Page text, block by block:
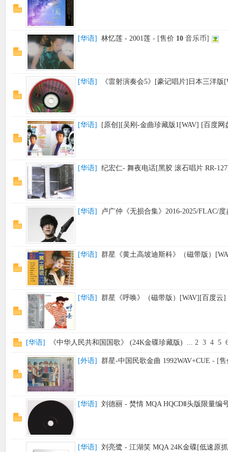
[华语] 林忆莲 - 2001莲 - [售价 10 音乐币]
[华语] 《雷射演奏会5》[豪记唱片]日本三洋版
[华语] [原创][吴刚-金曲珍藏版1[WAV] [百度网
[华语] 纪宏仁- 舞夜电话[黑胶 滚石唱片 RR-
[华语] 卢广仲《无损合集》2016-2025/FLAC/度
[华语] 群星《黄土高坡迪斯科》（磁带版）
[华语] 群星《呼唤》（磁带版）[WAV][百度云]
[华语] 《中华人民共和国国歌》 (24K金碟珍藏版) ... 2 3 4 5
[外语] 群星-中国民歌金曲 1992WAV+CUE - [
[华语] 刘德丽 - 焚情 MQA HQCDⅡ头版限量编
[华语] 刘亮鹭 - 江湖笑 MQA 24K金碟[低速原